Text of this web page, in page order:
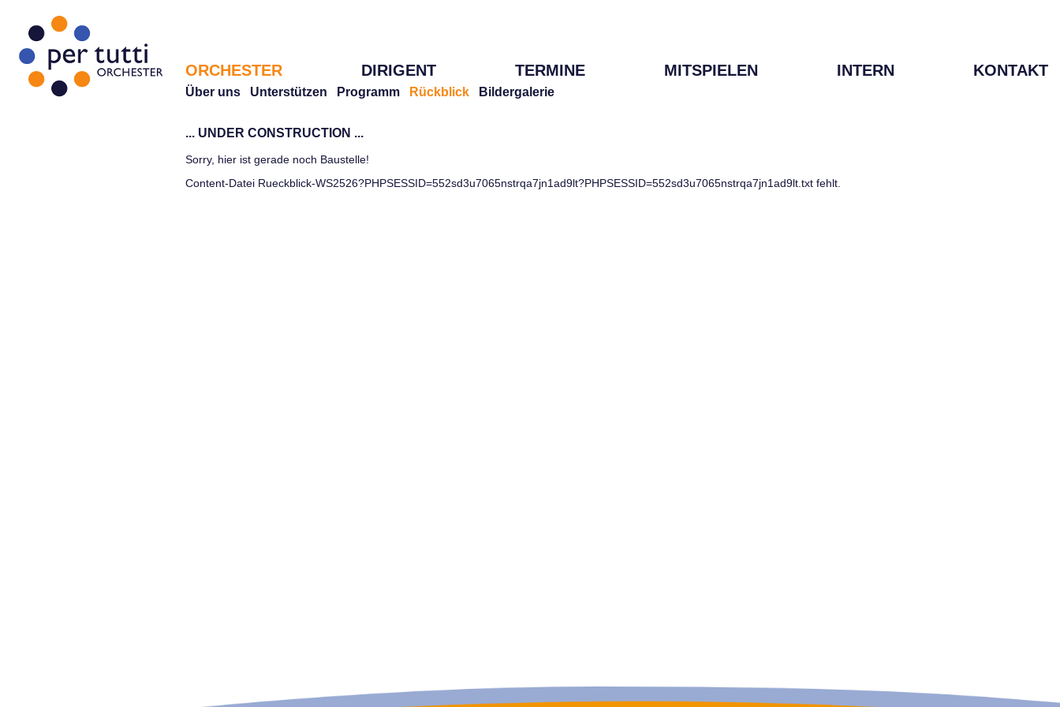
ORCHESTER DIRIGENT TERMINE MITSPIELEN INTERN KONTAKT
Über uns Unterstützen Programm Rückblick Bildergalerie
... UNDER CONSTRUCTION ...
Sorry, hier ist gerade noch Baustelle!
Content-Datei Rueckblick-WS2526?PHPSESSID=552sd3u7065nstrqa7jn1ad9lt?PHPSESSID=552sd3u7065nstrqa7jn1ad9lt.txt fehlt.